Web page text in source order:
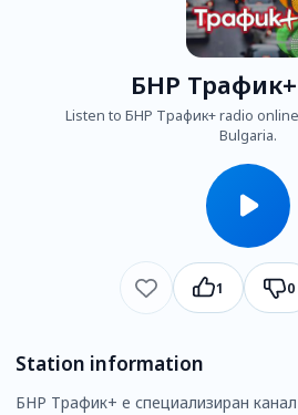
БНР
Listen to БНР Трафик+ radio
Bulgaria.
1 0
Station information
БНР Трафик+ е специализиран